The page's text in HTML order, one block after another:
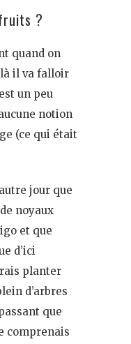
?
quand on
il va falloir
un peu
notion
(ce qui était
jour que
noyaux
et que
d’ici
planter
d’arbres
que
comprenais